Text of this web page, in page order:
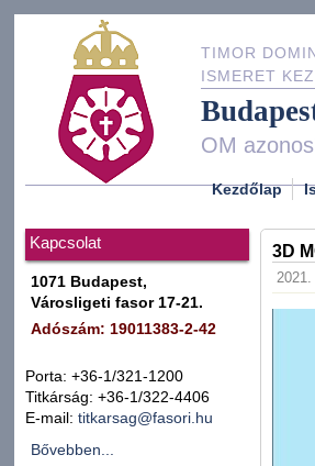
TIMOR
ISMERET
OM
Kezdőlap
Kapcsolat
1071 Budapest,
Városligeti fasor 17-21.
Adószám: 19011383-2-42
Porta: +36-1/321-1200
Titkárság: +36-1/322-4406
E-mail: titkarsag@fasori.hu
Bővebben...
3D